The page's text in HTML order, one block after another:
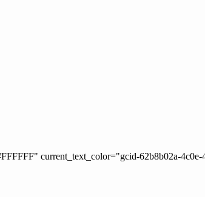
current_text_color="gcid-62b8b02a-